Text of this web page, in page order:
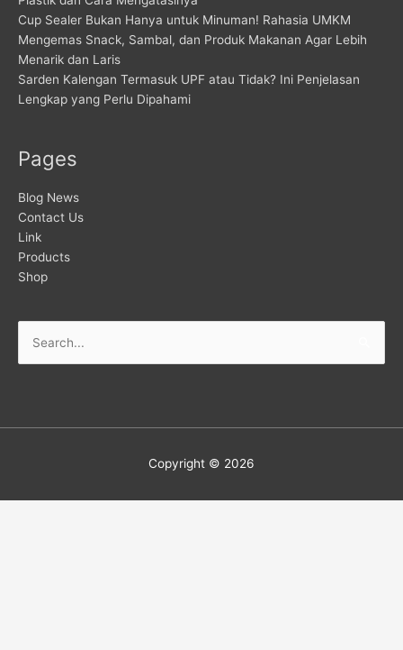
Cup Sealer Bukan Hanya untuk Minuman! Rahasia UMKM
Mengemas Snack, Sambal, dan Produk Makanan Agar Lebih
Menarik dan Laris
Sarden Kalengan Termasuk UPF atau Tidak? Ini Penjelasan
Lengkap yang Perlu Dipahami
Pages
Blog News
Contact Us
Link
Products
Shop
Copyright © 2026